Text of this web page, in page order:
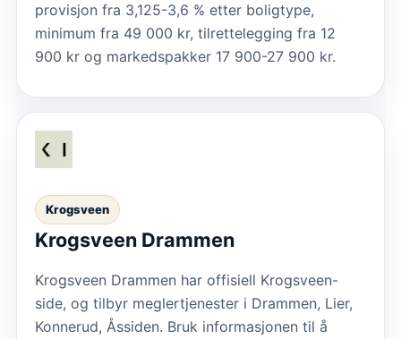
provisjon fra 3,125-3,6 % etter boligtype,
minimum fra 49 000 kr, tilrettelegging fra 12
900 kr og markedspakker 17 900-27 900 kr.
Krogsveen
Krogsveen Drammen
Krogsveen Drammen har offisiell Krogsveen-
side, og tilbyr meglertjenester i Drammen, Lier,
Konnerud, Åssiden. Bruk informasjonen til å